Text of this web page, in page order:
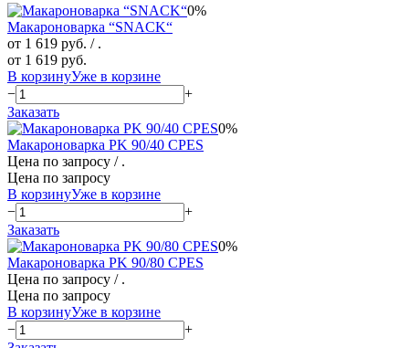
0%
Макароноварка “SNACK“
от 1 619 руб. / .
от 1 619 руб.
В корзинуУже в корзине
−
+
Заказать
0%
Макароноварка PK 90/40 CPES
Цена по запросу / .
Цена по запросу
В корзинуУже в корзине
−
+
Заказать
0%
Макароноварка PK 90/80 CPES
Цена по запросу / .
Цена по запросу
В корзинуУже в корзине
−
+